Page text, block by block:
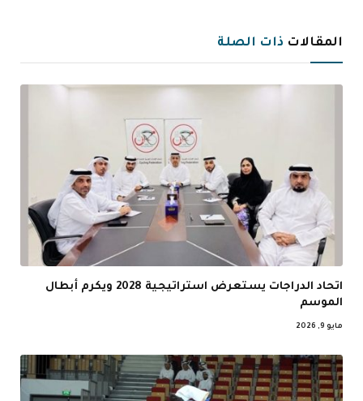
المقالات ذات الصلة
اتحاد الدراجات يستعرض استراتيجية 2028 ويكرم أبطال
الموسم
مايو 9, 2026